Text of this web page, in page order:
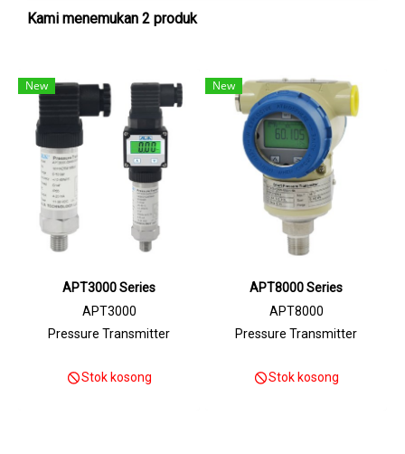
Kami menemukan 2 produk
New
APT3000 Series
APT3000
Pressure Transmitter
Stok kosong
New
APT8000 Series
APT8000
Pressure Transmitter
Stok kosong